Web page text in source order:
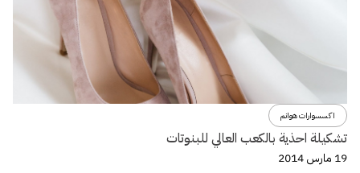
اكسسوارات هوانم
تشكيلة احذية بالكعب العالي للبنوتات
19 مارس 2014